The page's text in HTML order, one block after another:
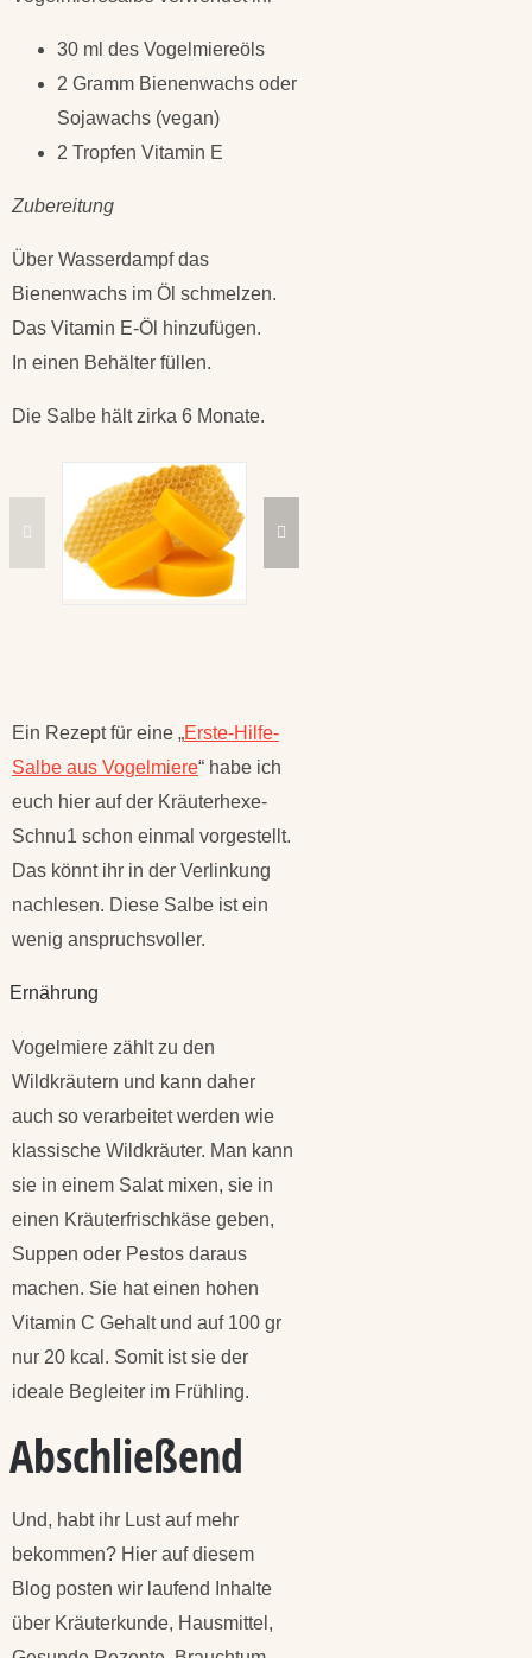
30 ml des Vogelmiereöls
2 Gramm Bienenwachs oder
Sojawachs (vegan)
2 Tropfen Vitamin E
Zubereitung
Über Wasserdampf das
Bienenwachs im Öl schmelzen.
Das Vitamin E-Öl hinzufügen.
In einen Behälter füllen.
Die Salbe hält zirka 6 Monate.
Ein Rezept für eine „Erste-Hilfe-
Salbe aus Vogelmiere“ habe ich
euch hier auf der Kräuterhexe-
Schnu1 schon einmal vorgestellt.
Das könnt ihr in der Verlinkung
nachlesen. Diese Salbe ist ein
wenig anspruchsvoller.
Ernährung
Vogelmiere zählt zu den
Wildkräutern und kann daher
auch so verarbeitet werden wie
klassische Wildkräuter. Man kann
sie in einem Salat mixen, sie in
einen Kräuterfrischkäse geben,
Suppen oder Pestos daraus
machen. Sie hat einen hohen
Vitamin C Gehalt und auf 100 gr
nur 20 kcal. Somit ist sie der
ideale Begleiter im Frühling.
Abschließend
Und, habt ihr Lust auf mehr
bekommen? Hier auf diesem
Blog posten wir laufend Inhalte
über Kräuterkunde, Hausmittel,